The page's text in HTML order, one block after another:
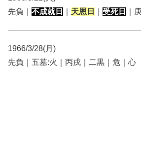
先負｜ 不成就日 天恩日 受死日 ｜
1966/3/28(月)
先負｜五墓:火｜丙戌｜二黒｜危｜心